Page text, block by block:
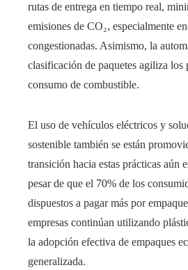
rutas de entrega en tiempo real,
emisiones de CO₂, especialmente
congestionadas. Asimismo, la
clasificación de paquetes agiliza los
consumo de combustible.
El uso de vehículos eléctricos y
sostenible también se están
transición hacia estas prácticas aún
pesar de que el 70% de los
dispuestos a pagar más por
empresas continúan utilizando
la adopción efectiva de empaques
generalizada.